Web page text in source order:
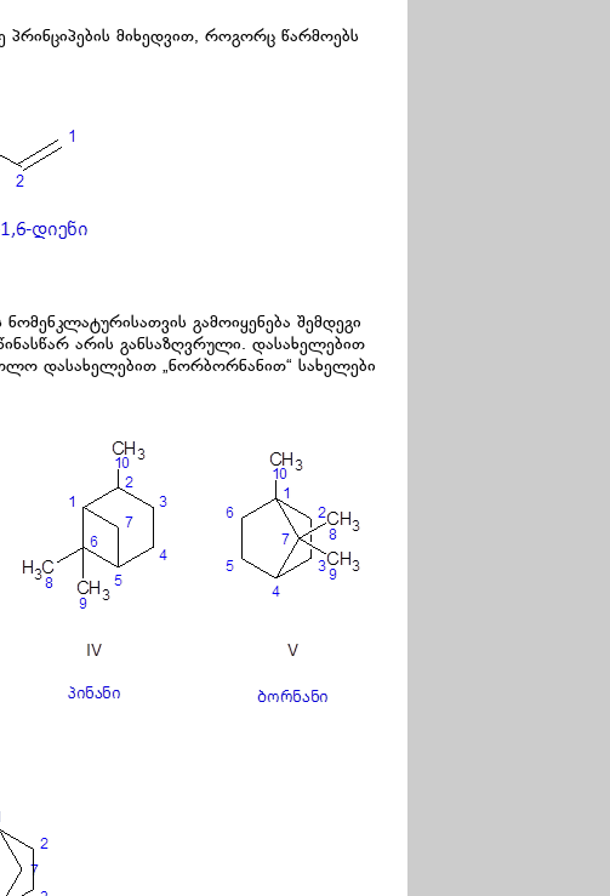
მიხედვით, როგორც წარმოებს
გამოიყენება შემდეგი
არის განსაზღვრული. დასახელებით
დასახელებით „ნორბორნანით“ სახელები